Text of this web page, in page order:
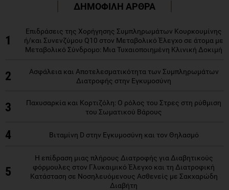
ΔΗΜΟΦΙΛΗ ΑΡΘΡΑ
1
Επιδράσεις της Χορήγησης Συμπληρωμάτων Κουρκουμίνης
ή/και Συνενζύμου Q10 στον Μεταβολικό Έλεγχο σε άτομα με
Μεταβολικό Σύνδρομο: Μια Τυχαιοποιημένη Κλινική Δοκιμή
2
Ασφάλεια και Αποτελεσματικότητα των Συμπληρωμάτων
Διατροφής στην Εγκυμοσύνη
3
Παχυσαρκία και Κορτιζόλη: Ο ρόλος του Στρες στη ρύθμιση
του Σωματικού Βάρους
4 Βιταμίνη D στην Εγκυμοσύνη και τον Θηλασμό
5
Η επίδραση μιας πλήρους Διατροφής για Διαβητικούς
φόρμουλες στον Γλυκαιμικό Έλεγχο και τη Διατροφική
Κατάσταση σε Νοσηλευόμενους Ασθενείς με Σακχαρώδη
Διαβήτη